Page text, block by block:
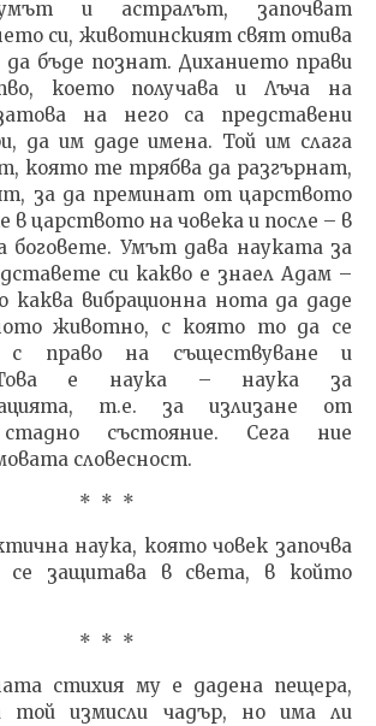
и астралът, започват
си, животинският свят отива
да бъде познат. Диханието прави
което получава и Лъча на
на него са представени
да им даде имена. Той им слага
която те трябва да разгърнат,
за да преминат от царството
царството на човека и после – в
боговете. Умът дава науката за
си какво е знаел Адам –
каква вибрационна нота да даде
животно, с която то да се
с право на съществуване и
Това е наука – наука за
т.е. за излизане от
състояние. Сега ние
словесност.
* * *
наука, която човек започва
се защитава в света, в който
* * *
стихия му е дадена пещера,
той измисли чадър, но има ли